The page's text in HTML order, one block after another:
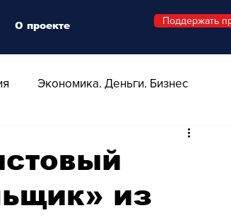
Экономика. Деньги. Бизнес
Стиль Стильный четверг
из
О проекте Поддержать